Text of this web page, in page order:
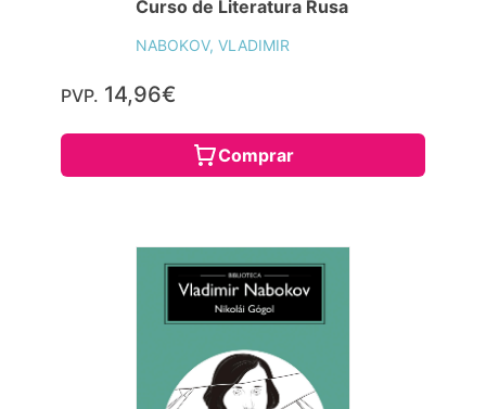
Curso de Literatura Rusa
NABOKOV, VLADIMIR
PVP. 14,96€
Comprar